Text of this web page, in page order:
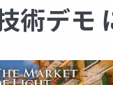
術デモ